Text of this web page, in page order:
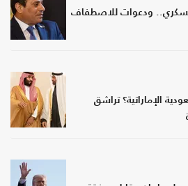
ودعوات للاصطفاف
الإماراتية؟ تراشق